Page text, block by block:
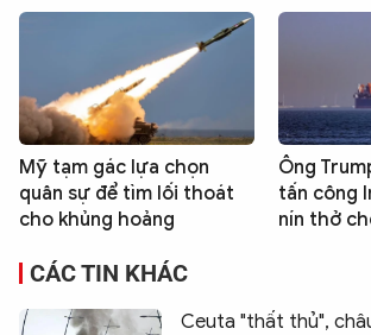
Mỹ tạm gác lựa chọn
quân sự để tìm lối thoát
cho khủng hoảng
Ông
tấn công
nín thở
CÁC TIN KHÁC
Ceuta "thất thủ",